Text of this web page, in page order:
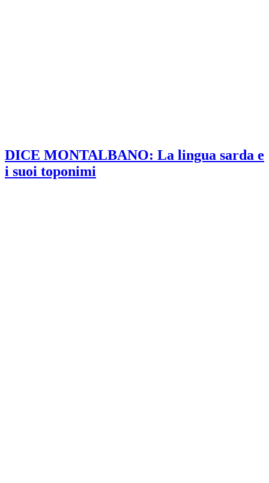
DICE MONTALBANO: La lingua sarda e
i suoi toponimi